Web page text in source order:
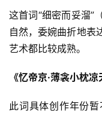
这首词“细密而妥溜”
自然，委婉曲折地表
艺术都比较成熟。
《忆帝京·薄衾小枕
此词具体创作年份